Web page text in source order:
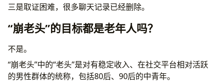
三是取证困难，很多聊天记录已经删除。
“崩老头”的目标都是老年人吗？
不是。
“崩老头”中的“老头”是对有稳定收入、在社交平台相对活跃
的男性群体的统称，包括80后、90后的中青年。